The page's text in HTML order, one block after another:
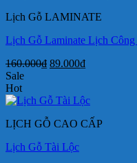
170.000₫.
Lịch Gỗ LAMINATE
Lịch Gỗ Laminate Lịch Công
160.000₫ Giá
160.000₫.
89.000₫Giá
là:
Sale
Hot
LỊCH GỖ CAO CẤP
Lịch Gỗ Tài Lộc